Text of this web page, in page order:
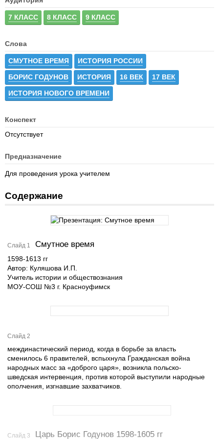
7 КЛАСС 8 КЛАСС 9 КЛАСС
Слова
СМУТНОЕ ВРЕМЯ ИСТОРИЯ РОССИИ
БОРИС ГОДУНОВ ИСТОРИЯ 16 ВЕК 17 ВЕК
ИСТОРИЯ НОВОГО ВРЕМЕНИ
Конспект
Отсутствует
Предназначение
Для проведения урока учителем
Содержание
Слайд 1 Смутное время
1598-1613 гг
Автор: Куляшова И.П.
Учитель истории и обществознания
МОУ-СОШ №3 г. Красноуфимск
Слайд 2
междинастический период, когда в борьбе за власть
сменилось 6 правителей, вспыхнула Гражданская война
народных масс за «доброго царя», возникла польско-
шведская интервенция, против которой выступили народные
ополчения, изгнавшие захватчиков.
Слайд 3 Царь Борис Годунов 1598-1605 гг